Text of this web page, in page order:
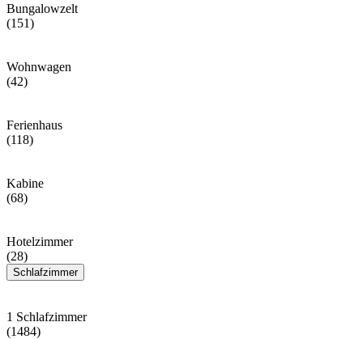
Bungalowzelt
(151)
Wohnwagen
(42)
Ferienhaus
(118)
Kabine
(68)
Hotelzimmer
(28)
Schlafzimmer
1 Schlafzimmer
(1484)